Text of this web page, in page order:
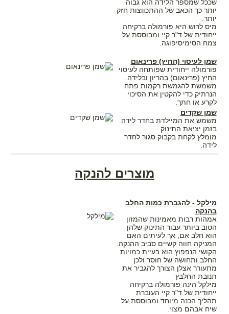
שככל שמספר הלידה הוא גבוה
יותר כך הכאב של ההתכווצות חזק
יותר.
מיס לרוש היא פורמולה ברקיחה
ייחודית של ד"ר קיי ומבוססת על
צמח הסימיסיפוגה.
שמן לעיסוי (החיץ) פרינאום
פורמולה ייחודית שפותחה לעיסוי
החיץ (פרינאום) בהריון ובלידה.
משמשת להגמשת רקמות פתח
הנרתיק כדי להקטין את הסיכוי
לקרע או חתך.
שמן שקדים
משמש את המיילדת בחדר לידה
בזמן יציאת התינוק
מומלץ לקחת בקבוק סגור לחדר
לידה.
מוצרים להנקה
מילקל - להגברת כמות החלב
בהנקה
אמהות רבות מאמינות שהמזון
הטוב ביותר עבור התינוק שלהן
הוא חלב אם, אך לעיתים האם
המניקה חווה קשיים סביב ההנקה.
הקושי הנפפוץ הוא בעיית כמויות
החלב ותחושה של חוסר ולכן
מתעורר אצלן הצורך להגביר את
תנובת החלבץ
מילקל הינה פורמולה ברקיחה
ייחודית של ד"ר קיי העוברת
תהליך הכנה מיוחד ומבוססת על
שיח אבהם מצוי.